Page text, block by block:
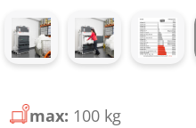
max: 100 kg